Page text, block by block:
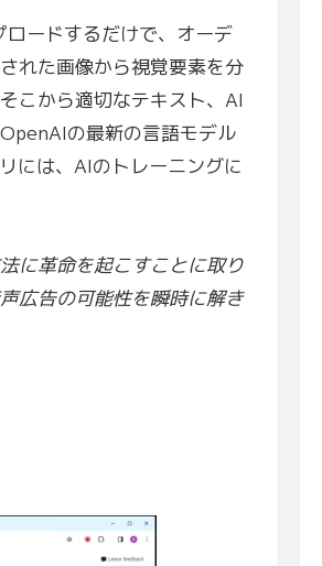
ードするだけで、オーデ
れた画像から視覚要素を分
こから適切なテキスト、AI
の最新の言語モデル
には、AIのトレーニングに
に革命を起こすことに取り
広告の可能性を瞬時に解き